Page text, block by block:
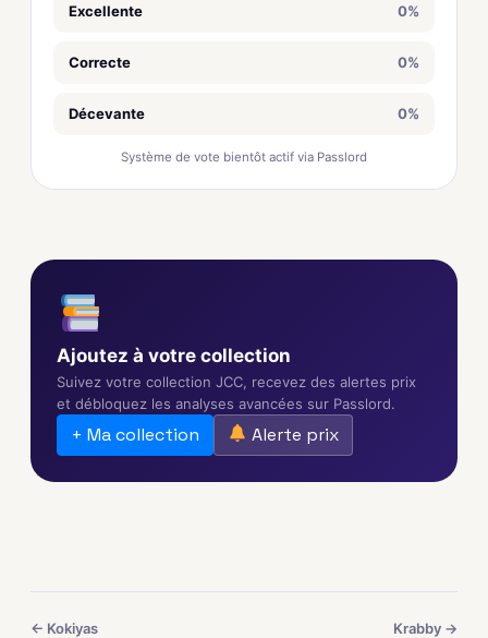
Excellente 0%
Correcte 0%
Décevante 0%
Système de vote bientôt actif via Passlord
Ajoutez à votre collection
Suivez votre collection JCC, recevez des alertes prix
et débloquez les analyses avancées sur Passlord.
+ Ma collection Alerte prix
← Kokiyas Krabby →